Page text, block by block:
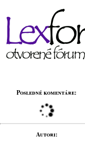
Posledné komentáre:
Autori: